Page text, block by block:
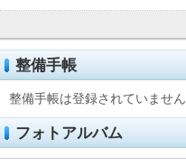
整備手帳
整備手帳は登録されていません
フォトアルバム